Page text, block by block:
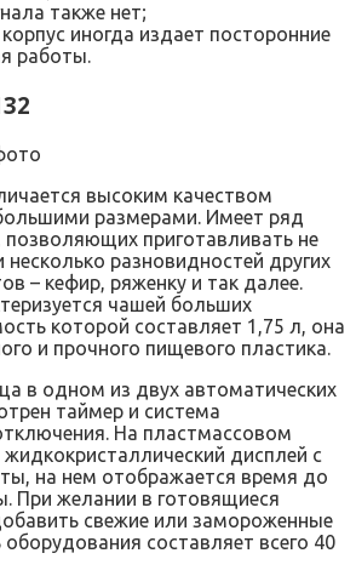
также нет;
иногда издает посторонние
работы.
высоким качеством
размерами. Имеет ряд
приготавливать не
несколько разновидностей других
– кефир, ряженку и так далее.
чашей больших
которой составляет 1,75 л, она
и прочного пищевого пластика.
в одном из двух автоматических
таймер и система
На пластмассовом
жидкокристаллический дисплей с
на нем отображается время до
При желании в готовящиеся
свежие или замороженные
составляет всего 40